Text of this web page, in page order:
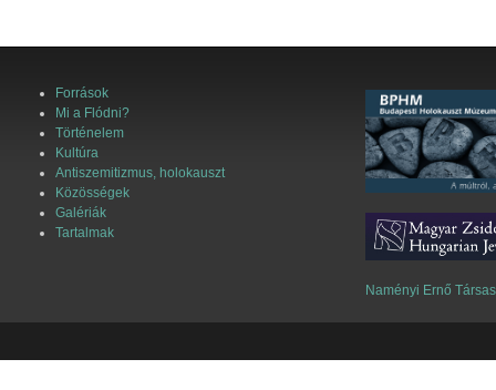
Források
Mi a Flódni?
Történelem
Kultúra
Antiszemitizmus, holokauszt
Közösségek
Galériák
Tartalmak
Naményi Ernő